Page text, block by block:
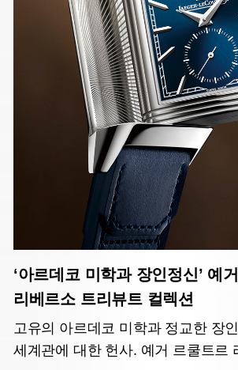
‘아르데코 미학과 장인정신’ 예
리베르소 트리뷰트 컬렉션
고유의 아르데코 미학과 정교한 장
세계관에 대한 헌사. 예거 르쿨트르